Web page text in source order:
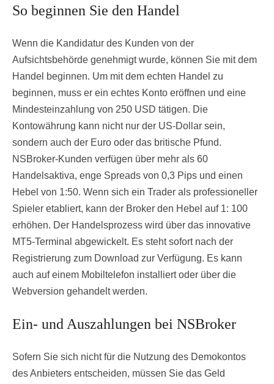
So beginnen Sie den Handel
Wenn die Kandidatur des Kunden von der
Aufsichtsbehörde genehmigt wurde, können Sie mit dem
Handel beginnen. Um mit dem echten Handel zu
beginnen, muss er ein echtes Konto eröffnen und eine
Mindesteinzahlung von 250 USD tätigen. Die
Kontowährung kann nicht nur der US-Dollar sein,
sondern auch der Euro oder das britische Pfund.
NSBroker-Kunden verfügen über mehr als 60
Handelsaktiva, enge Spreads von 0,3 Pips und einen
Hebel von 1:50. Wenn sich ein Trader als professioneller
Spieler etabliert, kann der Broker den Hebel auf 1: 100
erhöhen. Der Handelsprozess wird über das innovative
MT5-Terminal abgewickelt. Es steht sofort nach der
Registrierung zum Download zur Verfügung. Es kann
auch auf einem Mobiltelefon installiert oder über die
Webversion gehandelt werden.
Ein- und Auszahlungen bei NSBroker
Sofern Sie sich nicht für die Nutzung des Demokontos
des Anbieters entscheiden, müssen Sie das Geld